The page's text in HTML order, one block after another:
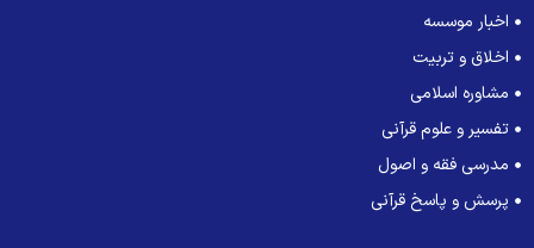
اخبار موسسه
اخلاق و تربیت
مشاوره اسلامی
تفسیر و علوم قرآنی
مدرسی فقه و اصول
پرسش و پاسخ قرآنی